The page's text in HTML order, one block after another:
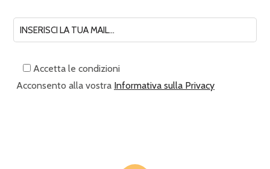
Accetta le condizioni
Acconsento alla vostra Informativa sulla Privacy